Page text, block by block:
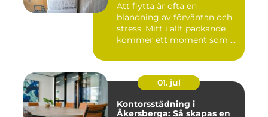
Att flytta är ofta en
blandning av förväntan och
stress. Mitt i allt packande
kommer ett moment som ...
01. jul
Kontorsstädning i
Åkersberga: Så skapas en